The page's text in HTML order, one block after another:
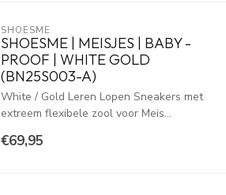
SHOESME
SHOESME | MEISJES | BABY -
PROOF | WHITE GOLD
(BN25S003-A)
White / Gold Leren Lopen Sneakers met
extreem flexibele zool voor Meis...
€69,95